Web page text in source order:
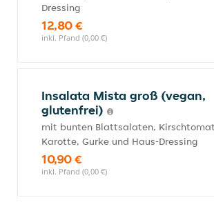
Dressing
12,80 €
inkl. Pfand (0,00 €)
Insalata Mista groß (vegan,
glutenfrei)
mit bunten Blattsalaten,
Karotte, Gurke und Haus-Dressing
10,90 €
inkl. Pfand (0,00 €)